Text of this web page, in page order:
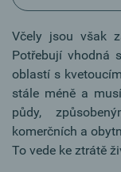
Včely jsou však
Potřebují vhodná
oblastí s
stále méně a
půdy,
komerčních a
To vede ke ztrátě